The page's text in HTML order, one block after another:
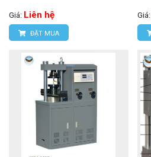
Giá: Liên hệ
ĐẶT MUA
Giá: